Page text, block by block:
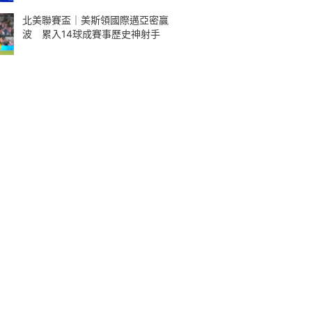
北美聯賽盃｜美斯領國際邁亞密贏
波 累入14球成賽事歷史神射手